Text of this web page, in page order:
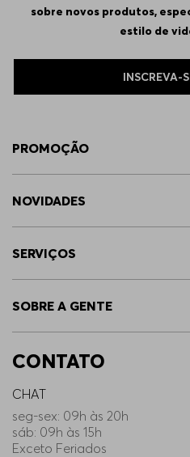
sobre novos produtos,
estilo de
INSCREVA-
PROMOÇÃO
NOVIDADES
SERVIÇOS
SOBRE A GENTE
CONTATO
CHAT
seg-sex: 09h às 20h
sáb: 09h às 15h
Exceto Feriados